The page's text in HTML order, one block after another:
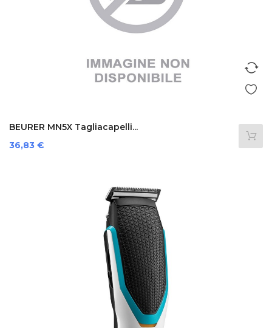
BEURER MN5X Tagliacapelli...
Prezzo
36,83 €